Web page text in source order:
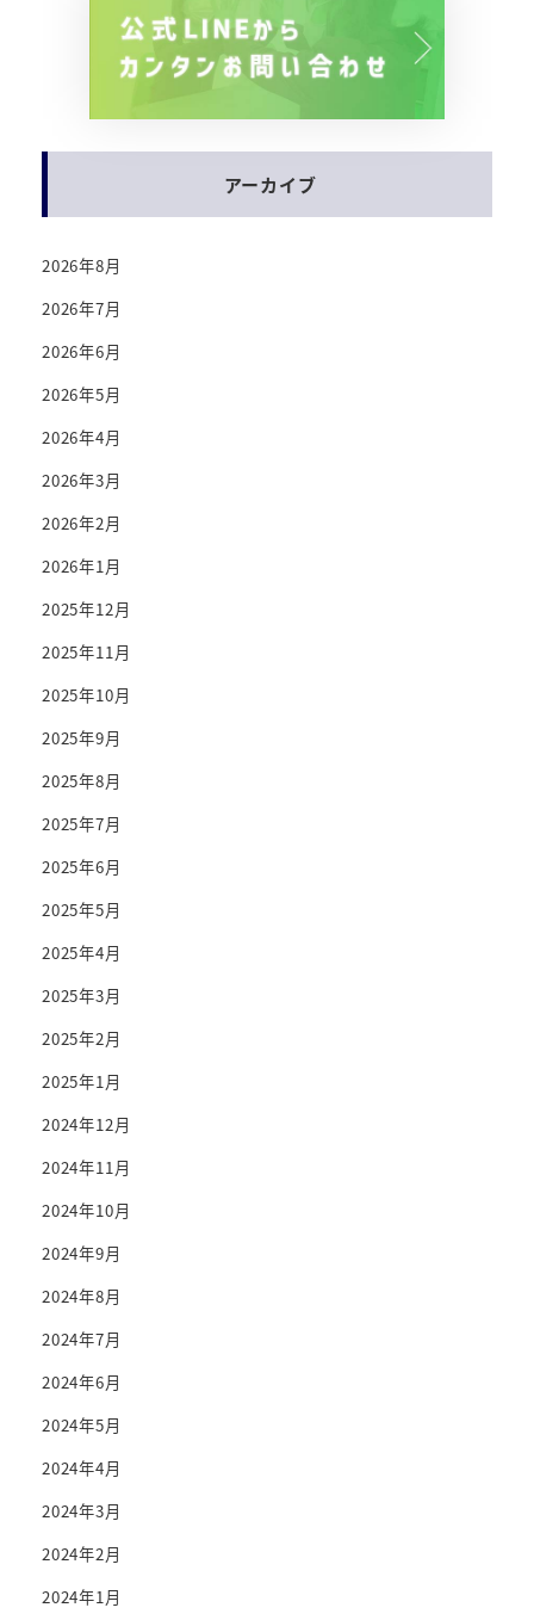
アーカイブ
2026年8月
2026年7月
2026年6月
2026年5月
2026年4月
2026年3月
2026年2月
2026年1月
2025年12月
2025年11月
2025年10月
2025年9月
2025年8月
2025年7月
2025年6月
2025年5月
2025年4月
2025年3月
2025年2月
2025年1月
2024年12月
2024年11月
2024年10月
2024年9月
2024年8月
2024年7月
2024年6月
2024年5月
2024年4月
2024年3月
2024年2月
2024年1月